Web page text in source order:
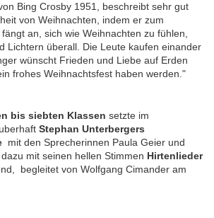
Bing Crosby 1951, beschreibt sehr gut
von Weihnachten, indem er zum
fängt an, sich wie Weihnachten zu fühlen,
Lichtern überall. Die Leute kaufen einander
wünscht Frieden und Liebe auf Erden
frohes Weihnachtsfest haben werden."
bis siebten Klassen setzte im
Stephan Unterbergers
mit den Sprecherinnen Paula Geier und
mit seinen hellen Stimmen Hirtenlieder
begleitet von Wolfgang Cimander am